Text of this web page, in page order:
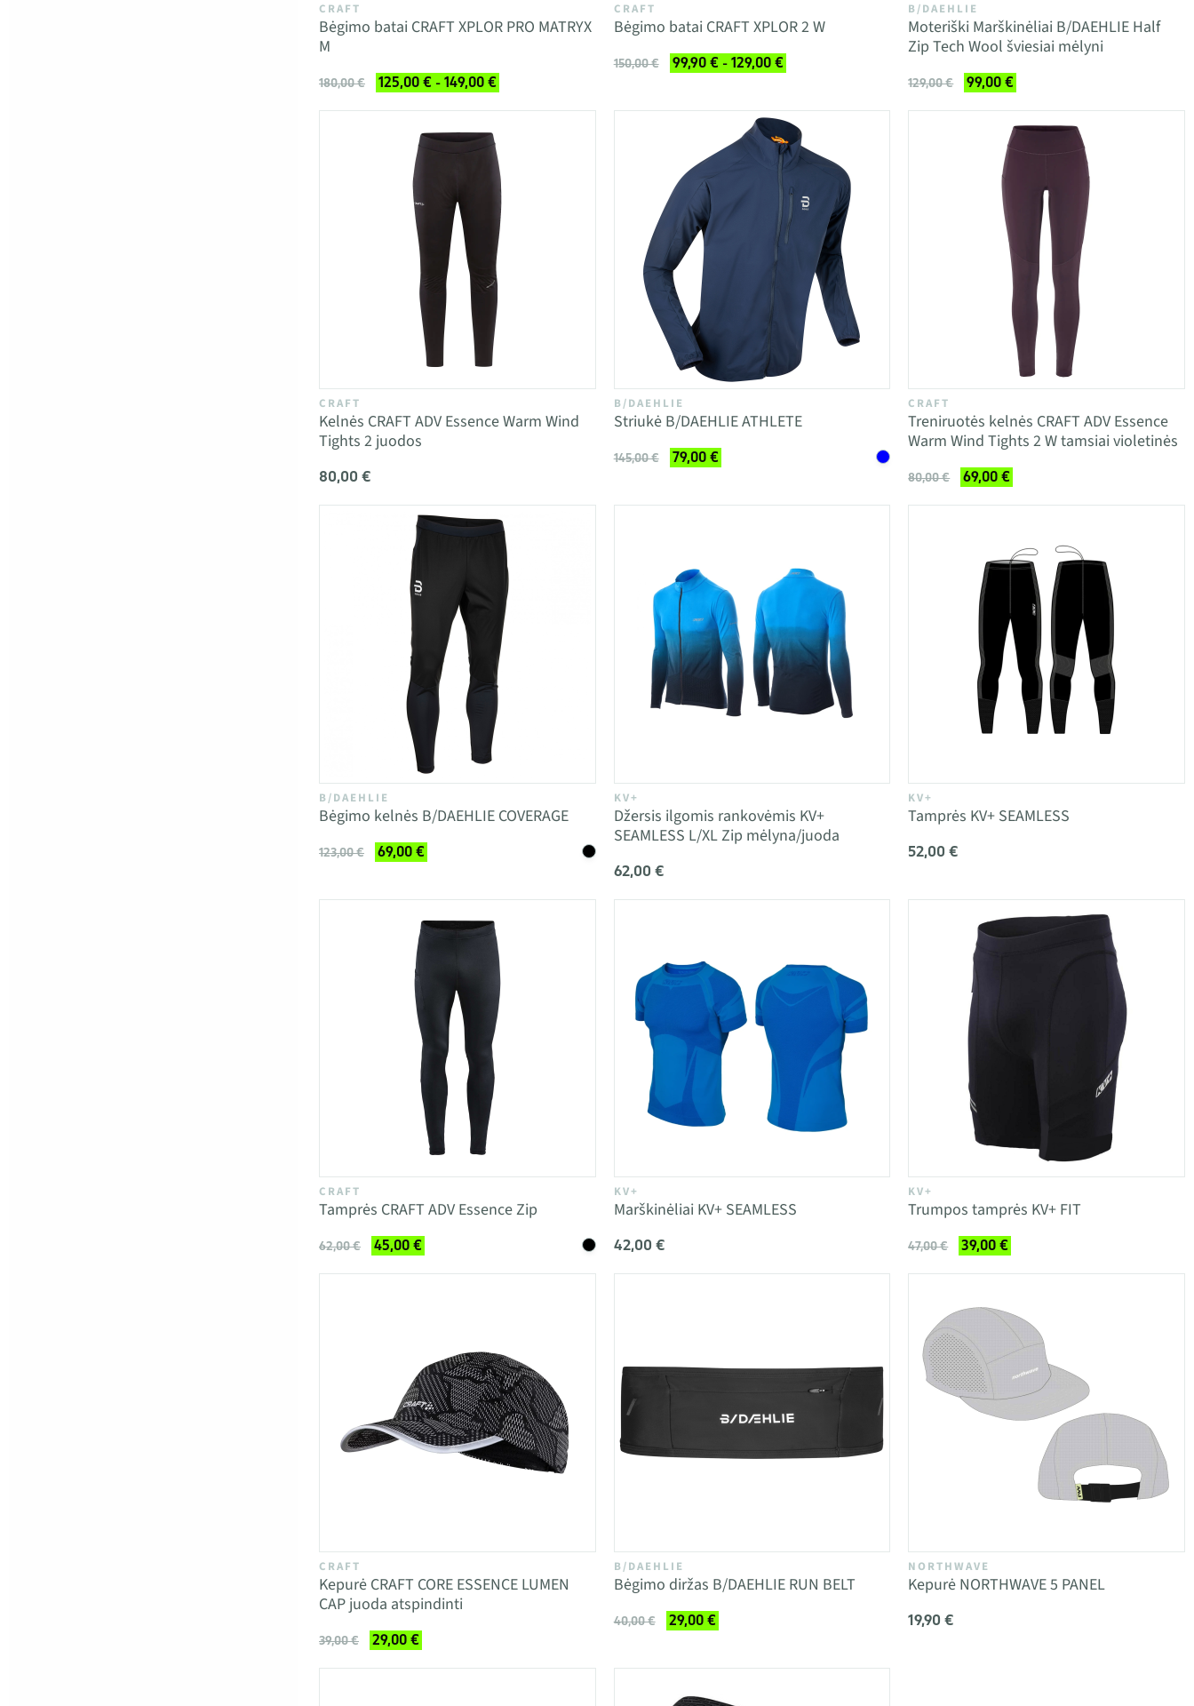
CRAFT
Bėgimo batai CRAFT XPLOR PRO MATRYX
M
180,00 € 125,00 € - 149,00 €
CRAFT
Bėgimo batai CRAFT XPLOR 2 W
150,00 € 99,90 € - 129,00 €
B/DAEHLIE
Moteriški Marškinėliai B/DAEHLIE Half
Zip Tech Wool šviesiai mėlyni
129,00 € 99,00 €
CRAFT
Kelnės CRAFT ADV Essence Warm Wind
Tights 2 juodos
80,00 €
B/DAEHLIE
Striukė B/DAEHLIE ATHLETE
145,00 € 79,00 €
CRAFT
Treniruotės kelnės CRAFT ADV Essence
Warm Wind Tights 2 W tamsiai violetinės
80,00 € 69,00 €
B/DAEHLIE
Bėgimo kelnės B/DAEHLIE COVERAGE
123,00 € 69,00 €
KV+
Džersis ilgomis rankovėmis KV+
SEAMLESS L/XL Zip mėlyna/juoda
62,00 €
KV+
Tamprės KV+ SEAMLESS
52,00 €
CRAFT
Tamprės CRAFT ADV Essence Zip
62,00 € 45,00 €
KV+
Marškinėliai KV+ SEAMLESS
42,00 €
KV+
Trumpos tamprės KV+ FIT
47,00 € 39,00 €
CRAFT
Kepurė CRAFT CORE ESSENCE LUMEN
CAP juoda atspindinti
39,00 € 29,00 €
B/DAEHLIE
Bėgimo diržas B/DAEHLIE RUN BELT
40,00 € 29,00 €
NORTHWAVE
Kepurė NORTHWAVE 5 PANEL
19,90 €